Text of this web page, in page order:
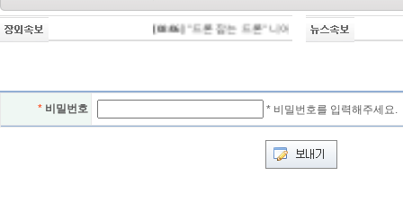
[08/06]"드론 잡는 드론" 니어스랩, IPO 시동 "2029년
* 비밀번호 * 비밀번호를 입력해주세요.